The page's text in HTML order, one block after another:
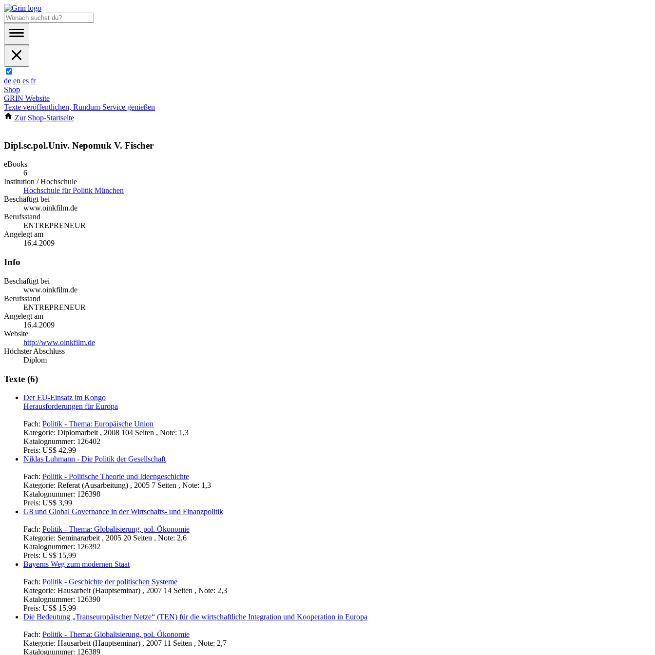
de en es fr
Shop
GRIN Website
Texte veröffentlichen, Rundum-Service genießen
Zur Shop-Startseite
Dipl.sc.pol.Univ. Nepomuk V. Fischer
eBooks
6
Institution / Hochschule
Hochschule für Politik München
Beschäftigt bei
www.oinkfilm.de
Berufsstand
ENTREPRENEUR
Angelegt am
16.4.2009
Info
Beschäftigt bei
www.oinkfilm.de
Berufsstand
ENTREPRENEUR
Angelegt am
16.4.2009
Website
http://www.oinkfilm.de
Höchster Abschluss
Diplom
Texte (6)
Der EU-Einsatz im Kongo
Herausforderungen für Europa
Fach: Politik - Thema: Europäische Union
Kategorie: Diplomarbeit , 2008 104 Seiten , Note: 1,3
Katalognummer: 126402
Preis: US$ 42,99
Niklas Luhmann - Die Politik der Gesellschaft
Fach: Politik - Politische Theorie und Ideengeschichte
Kategorie: Referat (Ausarbeitung) , 2005 7 Seiten , Note: 1,3
Katalognummer: 126398
Preis: US$ 3,99
G8 und Global Governance in der Wirtschafts- und Finanzpolitik
Fach: Politik - Thema: Globalisierung, pol. Ökonomie
Kategorie: Seminararbeit , 2005 20 Seiten , Note: 2,6
Katalognummer: 126392
Preis: US$ 15,99
Bayerns Weg zum modernen Staat
Fach: Politik - Geschichte der politischen Systeme
Kategorie: Hausarbeit (Hauptseminar) , 2007 14 Seiten , Note: 2,3
Katalognummer: 126390
Preis: US$ 15,99
Die Bedeutung „Transeuropäischer Netze“ (TEN) für die wirtschaftliche Integration und Kooperation in Europa
Fach: Politik - Thema: Globalisierung, pol. Ökonomie
Kategorie: Hausarbeit (Hauptseminar) , 2007 11 Seiten , Note: 2,7
Katalognummer: 126389